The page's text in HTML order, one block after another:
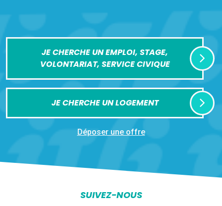
JE CHERCHE UN EMPLOI, STAGE,
VOLONTARIAT, SERVICE CIVIQUE
JE CHERCHE UN LOGEMENT
Déposer une offre
SUIVEZ-NOUS